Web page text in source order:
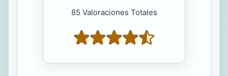
85 Valoraciones Totales